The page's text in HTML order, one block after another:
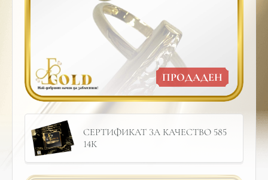
ПРОДАДЕН
СЕРТИФИКАТ ЗА КАЧЕСТВО 585
14К